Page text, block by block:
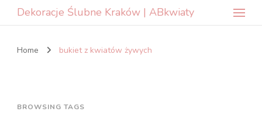
Dekoracje Ślubne Kraków | ABkwiaty
Home bukiet z kwiatów żywych
BROWSING TAGS